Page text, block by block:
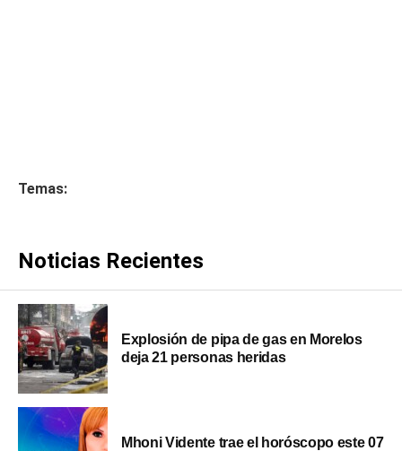
Temas:
Noticias Recientes
Explosión de pipa de gas en Morelos
deja 21 personas heridas
Mhoni Vidente trae el horóscopo este 07